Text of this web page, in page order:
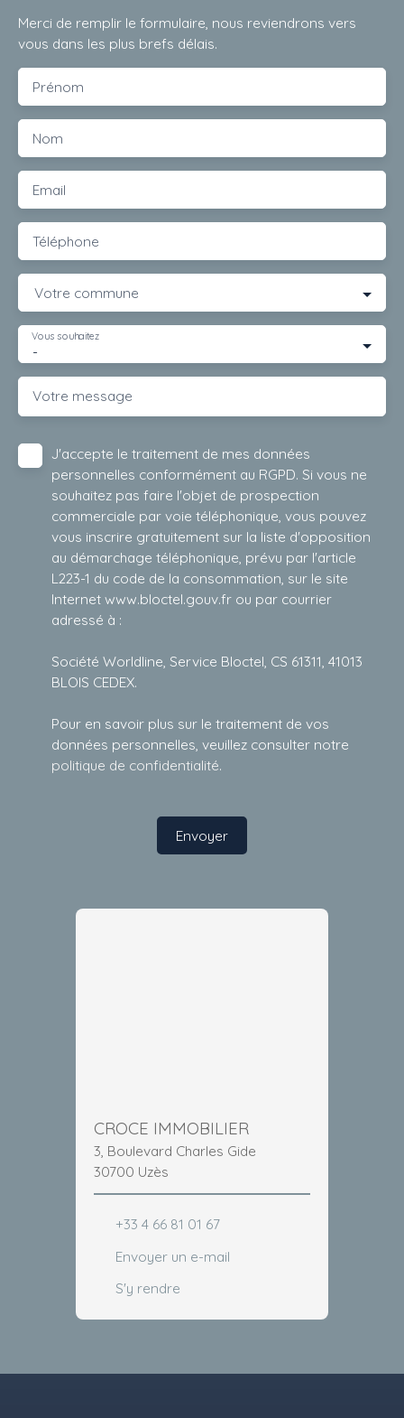
Merci de remplir le formulaire, nous reviendrons vers
vous dans les plus brefs délais.
Prénom
Nom
Email
Téléphone
Votre commune
-
Vous souhaitez
Votre message
J'accepte le traitement de mes données
personnelles conformément au RGPD. Si vous ne
souhaitez pas faire l'objet de prospection
commerciale par voie téléphonique, vous pouvez
vous inscrire gratuitement sur la liste d'opposition
au démarchage téléphonique, prévu par l'article
L223-1 du code de la consommation, sur le site
Internet www.bloctel.gouv.fr ou par courrier
adressé à :
Société Worldline, Service Bloctel, CS 61311, 41013
BLOIS CEDEX.
Pour en savoir plus sur le traitement de vos
données personnelles, veuillez consulter notre
politique de confidentialité.
Envoyer
CROCE IMMOBILIER
3, Boulevard Charles Gide
30700 Uzès
+33 4 66 81 01 67
Envoyer un e-mail
S'y rendre